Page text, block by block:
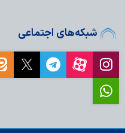
شبکه‌های اجتماعی